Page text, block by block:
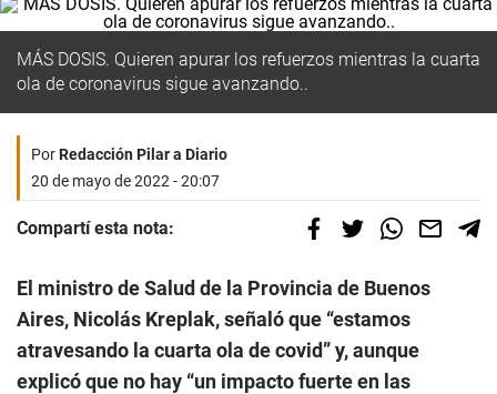
MÁS DOSIS. Quieren apurar los refuerzos mientras la cuarta
ola de coronavirus sigue avanzando..
PorRedacción Pilar a Diario
20 de mayo de 2022 - 20:07
Compartí esta nota:
El ministro de Salud de la Provincia de Buenos
Aires, Nicolás Kreplak, señaló que “estamos
atravesando la cuarta ola de covid” y, aunque
explicó que no hay “un impacto fuerte en las